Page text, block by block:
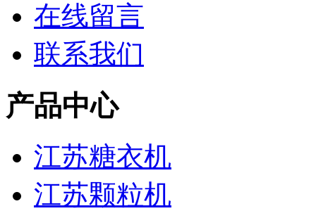
在线留言
联系我们
产品中心
江苏糖衣机
江苏颗粒机